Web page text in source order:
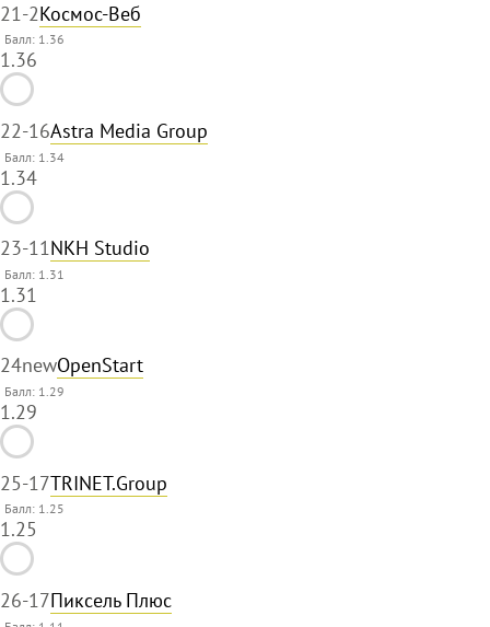
21 -2Космос-Веб
Балл: 1.36
1.36
22-16Astra Media Group
Балл: 1.34
1.34
23-11NKH Studio
Балл: 1.31
1.31
24newOpenStart
Балл: 1.29
1.29
25-17TRINET.Group
Балл: 1.25
1.25
26-17Пиксель Плюс